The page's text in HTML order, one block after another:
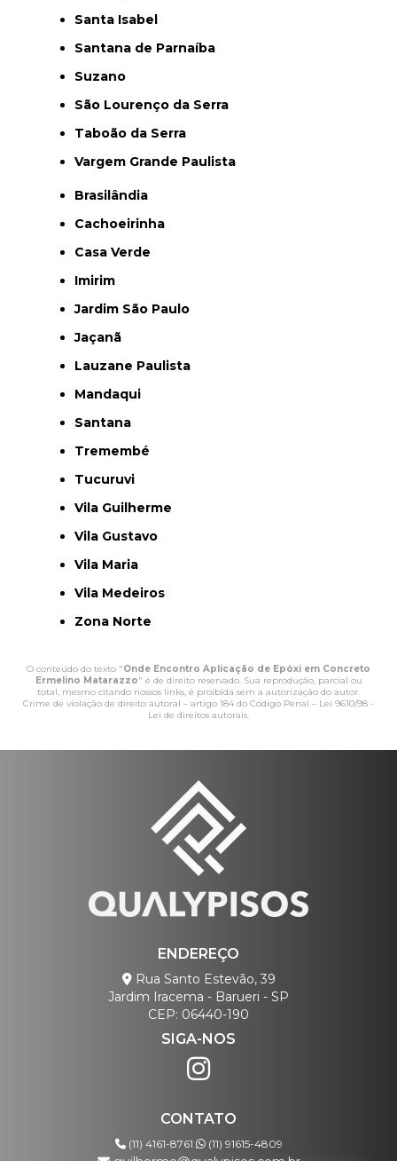
Santa Isabel
Santana de Parnaíba
Suzano
São Lourenço da Serra
Taboão da Serra
Vargem Grande Paulista
Brasilândia
Cachoeirinha
Casa Verde
Imirim
Jardim São Paulo
Jaçanã
Lauzane Paulista
Mandaqui
Santana
Tremembé
Tucuruvi
Vila Guilherme
Vila Gustavo
Vila Maria
Vila Medeiros
Zona Norte
O conteúdo do texto "Onde Encontro Aplicação de Epóxi em Concreto
Ermelino Matarazzo" é de direito reservado. Sua reprodução, parcial ou
total, mesmo citando nossos links, é proibida sem a autorização do autor.
Crime de violação de direito autoral – artigo 184 do Código Penal – Lei 9610/98 -
Lei de direitos autorais
ENDEREÇO
Rua Santo Estevão, 39
Jardim Iracema - Barueri - SP
CEP: 06440-190
SIGA-NOS
CONTATO
(11) 4161-8761 (11) 91615-4809